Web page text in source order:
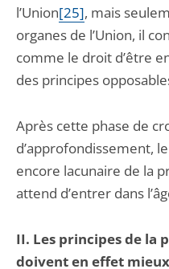
l’Union[25], mais
organes de l’Union, il
comme le droit d’être
des principes
Après cette phase de
d’approfondissement,
encore lacunaire de la
attend d’entrer dans
II. Les principes de la
doivent en effet